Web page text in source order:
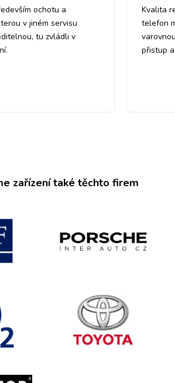
ochotu a
v jiném servisu
tu zvládli v
Kvalita
telefon
přistup
zařízení také těchto firem